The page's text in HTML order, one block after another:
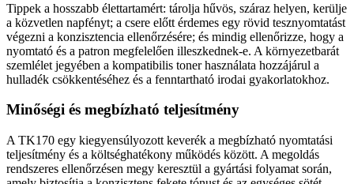
Tippek a hosszabb élettartamért: tárolja hűvös, száraz helyen, kerülje
a közvetlen napfényt; a csere előtt érdemes egy rövid tesznyomtatást
végezni a konzisztencia ellenőrzésére; és mindig ellenőrizze, hogy a
nyomtató és a patron megfelelően illeszkednek-e. A környezetbarát
szemlélet jegyében a kompatibilis toner használata hozzájárul a
hulladék csökkentéséhez és a fenntartható irodai gyakorlatokhoz.
Minőségi és megbízható teljesítmény
A TK170 egy kiegyensúlyozott keverék a megbízható nyomtatási
teljesítmény és a költséghatékony működés között. A megoldás
rendszeres ellenőrzésen megy keresztül a gyártási folyamat során,